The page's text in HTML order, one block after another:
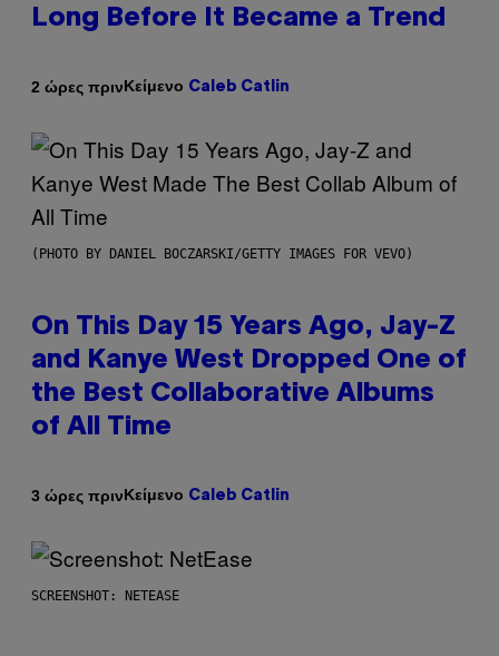
Long Before It Became a Trend
2 ώρες πρινΚείμενο Caleb Catlin
(PHOTO BY DANIEL BOCZARSKI/GETTY IMAGES FOR VEVO)
On This Day 15 Years Ago, Jay-Z
and Kanye West Dropped One of
the Best Collaborative Albums
of All Time
3 ώρες πρινΚείμενο Caleb Catlin
SCREENSHOT: NETEASE